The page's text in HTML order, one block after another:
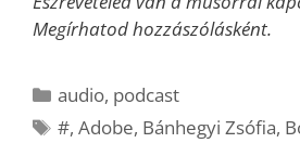
Megírhatod hozzászólásként.
Kategória
audio, podcast
Címkék
#,Adobe, Bánhegyi Zsófia,